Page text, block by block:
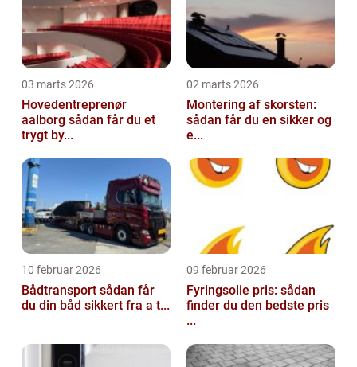
03 marts 2026
Hovedentreprenør
aalborg sådan får du et
trygt by...
02 marts 2026
Montering af skorsten:
sådan får du en sikker og
e...
10 februar 2026
Bådtransport sådan får
du din båd sikkert fra a t...
09 februar 2026
Fyringsolie pris: sådan
finder du den bedste pris
...